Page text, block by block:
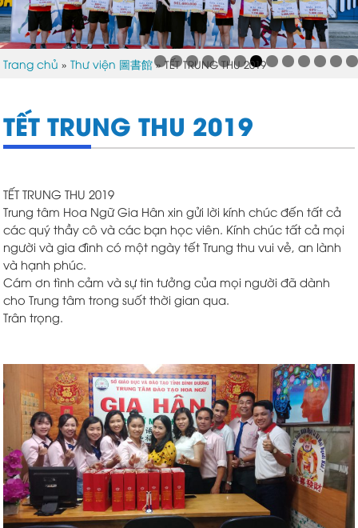
Trang chủ »Thư viện 圖書館»TẾT TRUNG THU 2019
TẾT TRUNG THU 2019
TẾT TRUNG THU 2019
Trung tâm Hoa Ngữ Gia Hân xin gửi lời kính chúc đến tất cả
các quý thầy cô và các bạn học viên. Kính chúc tất cả mọi
người và gia đình có một ngày tết Trung thu vui vẻ, an lành
và hạnh phúc.
Cám ơn tình cảm và sự tin tưởng của mọi người đã dành
cho Trung tâm trong suốt thời gian qua.
Trân trọng.